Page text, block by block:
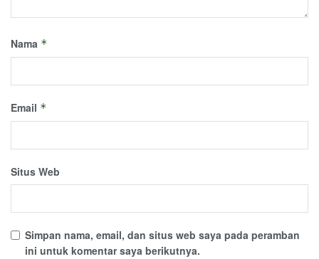
Nama *
Email *
Situs Web
Simpan nama, email, dan situs web saya pada peramban
ini untuk komentar saya berikutnya.